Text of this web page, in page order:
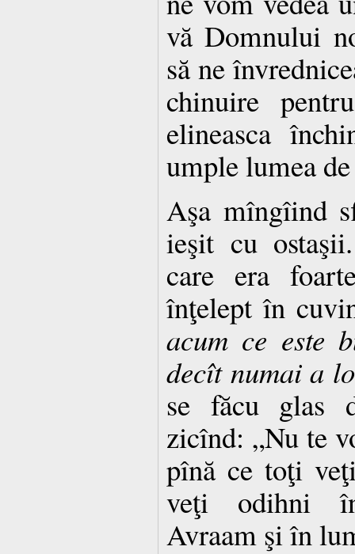
vă Domnului
să ne
chinuire
elineasca
umple lumea
Aşa mîngîind
ieşit cu
care era
înţelept în
acum ce este
decît numai a
se făcu glas
zicînd: „Nu te
pînă ce toţi
veţi odihni
Avraam şi în